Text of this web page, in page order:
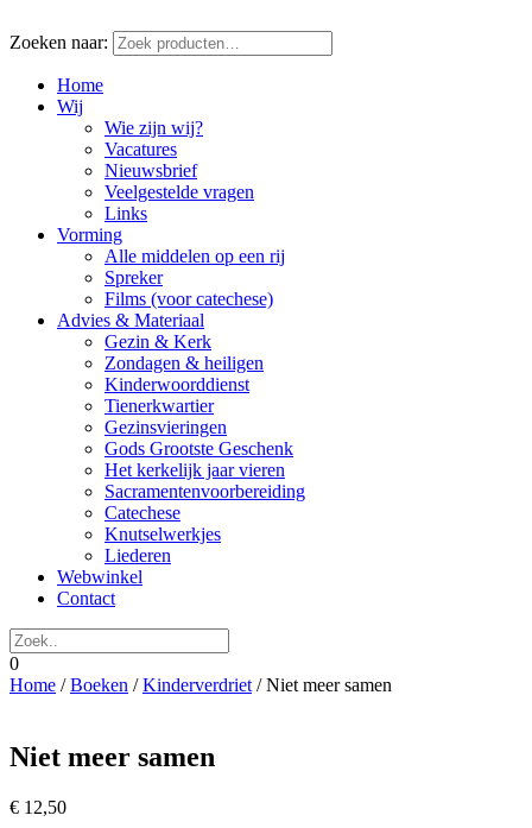
Zoeken naar:
Home
Wij
Wie zijn wij?
Vacatures
Nieuwsbrief
Veelgestelde vragen
Links
Vorming
Alle middelen op een rij
Spreker
Films (voor catechese)
Advies & Materiaal
Gezin & Kerk
Zondagen & heiligen
Kinderwoorddienst
Tienerkwartier
Gezinsvieringen
Gods Grootste Geschenk
Het kerkelijk jaar vieren
Sacramentenvoorbereiding
Catechese
Knutselwerkjes
Liederen
Webwinkel
Contact
0
Home /Boeken /Kinderverdriet / Niet meer samen
Niet meer samen
€ 12,50